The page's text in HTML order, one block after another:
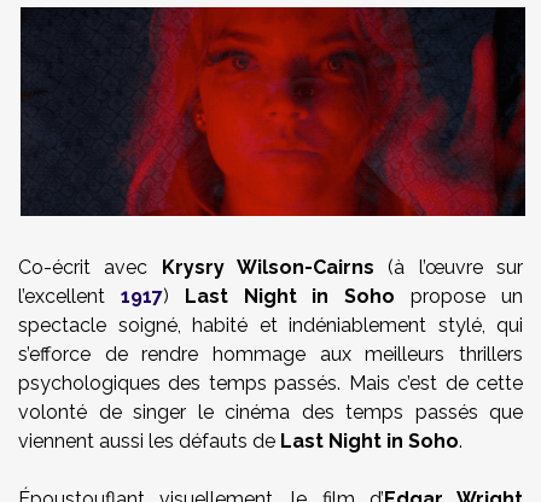
Co-écrit avec Krysry Wilson-Cairns (à l’œuvre sur
l’excellent 1917) Last Night in Sohopropose un
spectacle soigné, habité et indéniablement stylé, qui
s’efforce de rendre hommage aux meilleurs thrillers
psychologiques des temps passés. Mais c’est de cette
volonté de singer le cinéma des temps passés que
viennent aussi les défauts de Last Night in Soho.